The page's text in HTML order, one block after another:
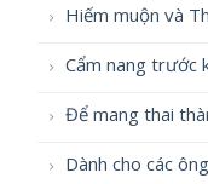
Hiếm muộn và
Cẩm nang trước
Để mang thai
Dành cho các